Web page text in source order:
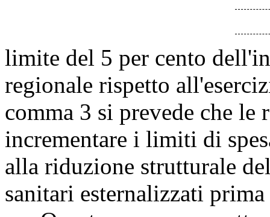
limite del 5 per cento
regionale rispetto
comma 3 si prevede che
incrementare i limiti di
alla riduzione strutturale
sanitari esternalizzati